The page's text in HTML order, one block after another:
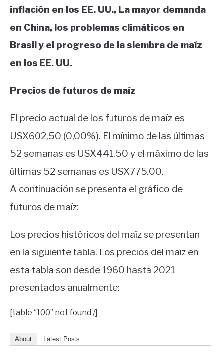
inflación en los EE. UU., La mayor demanda
en China, los problemas climáticos en
Brasil y el progreso de la siembra de maíz
en los EE. UU.
Precios de futuros de maíz
El precio actual de los futuros de maíz es
USX602,50 (0,00%). El mínimo de las últimas
52 semanas es USX441.50 y el máximo de las
últimas 52 semanas es USX775.00.
A continuación se presenta el gráfico de
futuros de maíz:
Los precios históricos del maíz se presentan
en la siguiente tabla. Los precios del maíz en
esta tabla son desde 1960 hasta 2021
presentados anualmente:
[table “100” not found /]
About Latest Posts